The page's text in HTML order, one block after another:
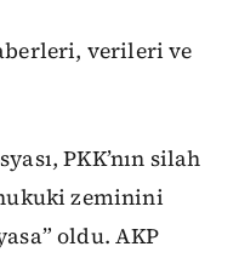
verileri ve
PKK’nın silah
zeminini
oldu. AKP